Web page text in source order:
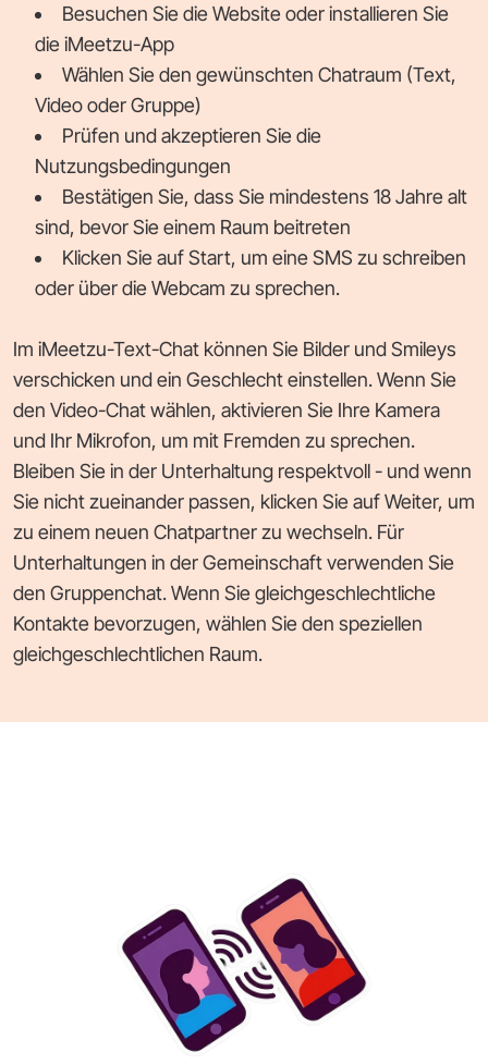
Besuchen Sie die Website oder installieren Sie
die iMeetzu-App
Wählen Sie den gewünschten Chatraum (Text,
Video oder Gruppe)
Prüfen und akzeptieren Sie die
Nutzungsbedingungen
Bestätigen Sie, dass Sie mindestens 18 Jahre alt
sind, bevor Sie einem Raum beitreten
Klicken Sie auf Start, um eine SMS zu schreiben
oder über die Webcam zu sprechen.
Im iMeetzu-Text-Chat können Sie Bilder und Smileys
verschicken und ein Geschlecht einstellen. Wenn Sie
den Video-Chat wählen, aktivieren Sie Ihre Kamera
und Ihr Mikrofon, um mit Fremden zu sprechen.
Bleiben Sie in der Unterhaltung respektvoll - und wenn
Sie nicht zueinander passen, klicken Sie auf Weiter, um
zu einem neuen Chatpartner zu wechseln. Für
Unterhaltungen in der Gemeinschaft verwenden Sie
den Gruppenchat. Wenn Sie gleichgeschlechtliche
Kontakte bevorzugen, wählen Sie den speziellen
gleichgeschlechtlichen Raum.